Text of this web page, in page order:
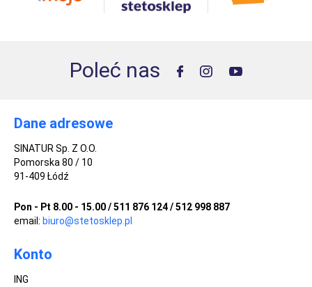
Poleć nas
Dane adresowe
SINATUR Sp. Z O.O.
Pomorska 80 / 10
91-409 Łódź
Pon - Pt 8.00 - 15.00 / 511 876 124 / 512 998 887
email: biuro@stetosklep.pl
Konto
ING